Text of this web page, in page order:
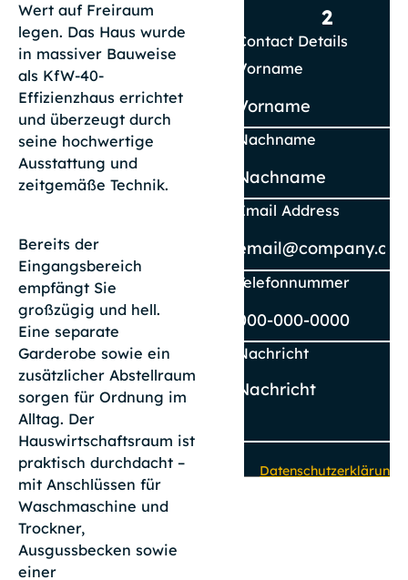
Wert auf Freiraum
legen. Das Haus wurde
in massiver Bauweise
als KfW-40-
Effizienzhaus errichtet
und überzeugt durch
seine hochwertige
Ausstattung und
zeitgemäße Technik.
Bereits der
Eingangsbereich
empfängt Sie
großzügig und hell.
Eine separate
Garderobe sowie ein
zusätzlicher Abstellraum
sorgen für Ordnung im
Alltag. Der
Hauswirtschaftsraum ist
praktisch durchdacht –
mit Anschlüssen für
Waschmaschine und
Trockner,
Ausgussbecken sowie
einer
2
Contact Details
Vorname
Nachname
Email Address
Telefonnummer
Nachricht
Datenschutzerklärung